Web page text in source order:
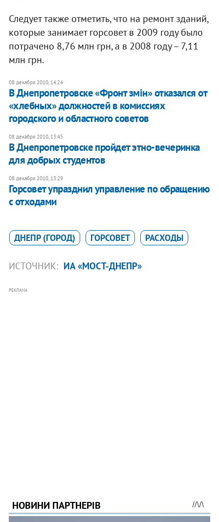
Следует также отметить, что на ремонт зданий,
которые занимает горсовет в 2009 году было
потрачено 8,76 млн грн, а в 2008 году – 7,11
млн грн.
08 декабря 2010, 14:24
В Днепропетровске «Фронт змiн» отказался от
«хлебных» должностей в комиссиях
городского и областного советов
08 декабря 2010, 13:45
В Днепропетровске пройдет этно-вечеринка
для добрых студентов
08 декабря 2010, 13:29
Горсовет упразднил управление по обращению
с отходами
ДНЕПР (ГОРОД) ГОРСОВЕТ РАСХОДЫ
ИСТОЧНИК: ИА «МОСТ-ДНЕПР»
РЕКЛАМА